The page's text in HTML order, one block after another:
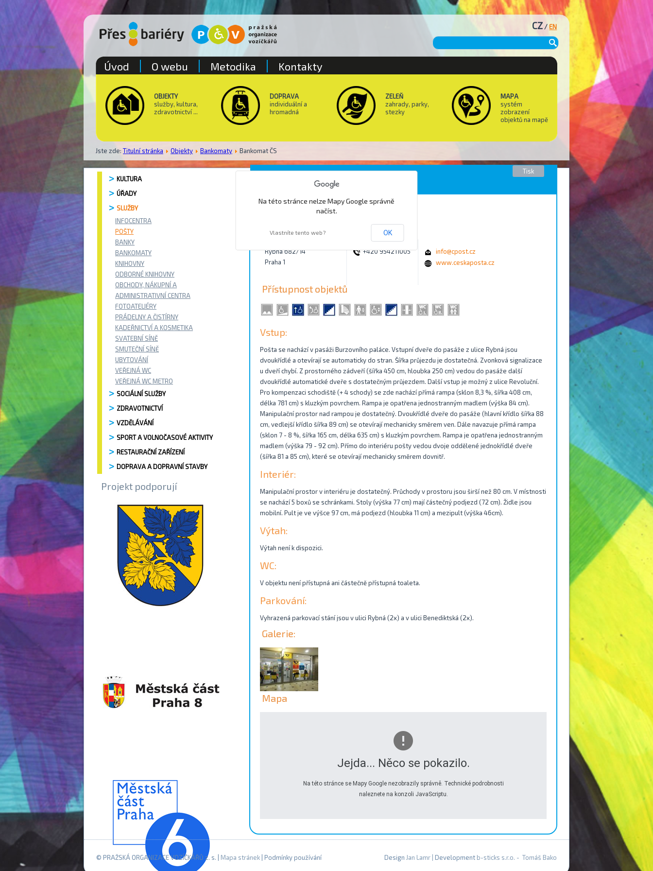
OBJEKTY
služby, kultura,
zdravotnictví ...
DOPRAVA
individuální a
hromadná
ZELEŇ
zahrady, parky,
stezky
MAPA
systém
zobrazení
objektů na mapě
CZ /EN
Jste zde: Titulní stránka Objekty Bankomaty Bankomat ČS
Úvod O webu Metodika Kontakty
KULTURA
ÚŘADY
SLUŽBY
INFOCENTRA
POŠTY
BANKY
BANKOMATY
KNIHOVNY
ODBORNÉ KNIHOVNY
OBCHODY, NÁKUPNÍ A
ADMINISTRATIVNÍ CENTRA
FOTOATELIÉRY
PRÁDELNY A ČISTÍRNY
KADEŘNICTVÍ A KOSMETIKA
SVATEBNÍ SÍNĚ
SMUTEČNÍ SÍNĚ
UBYTOVÁNÍ
VEŘEJNÁ WC
VEŘEJNÁ WC METRO
SOCIÁLNÍ SLUŽBY
ZDRAVOTNICTVÍ
VZDĚLÁVÁNÍ
SPORT A VOLNOČASOVÉ AKTIVITY
RESTAURAČNÍ ZAŘÍZENÍ
DOPRAVA A DOPRAVNÍ STAVBY
Projekt podporují
Tisk
Pošta Praha 05
Rybná 682/14
Praha 1
+420 954211005
info@cpost.cz
www.ceskaposta.cz
Přístupnost objektů
Vstup:
Pošta se nachází v pasáži Burzovního paláce. Vstupní dveře do pasáže z ulice Rybná jsou
dvoukřídlé a otevírají se automaticky do stran. Šířka průjezdu je dostatečná. Zvonková signalizace
u dveří chybí. Z prostorného zádveří (šířka 450 cm, hloubka 250 cm) vedou do pasáže další
dvoukřídlé automatické dveře s dostatečným průjezdem. Další vstup je možný z ulice Revoluční.
Pro kompenzaci schodiště (+ 4 schody) se zde nachází přímá rampa (sklon 8,3 %, šířka 408 cm,
délka 781 cm) s kluzkým povrchem. Rampa je opatřena jednostranným madlem (výška 84 cm).
Manipulační prostor nad rampou je dostatečný. Dvoukřídlé dveře do pasáže (hlavní křídlo šířka 88
cm, vedlejší křídlo šířka 89 cm) se otevírají mechanicky směrem ven. Dále navazuje přímá rampa
(sklon 7 - 8 %, šířka 165 cm, délka 635 cm) s kluzkým povrchem. Rampa je opatřena jednostranným
madlem (výška 79 - 92 cm). Přímo do interiéru pošty vedou dvoje oddělené jednokřídlé dveře
(šířka 81 a 85 cm), které se otevírají mechanicky směrem dovnitř.
Interiér:
Manipulační prostor v interiéru je dostatečný. Průchody v prostoru jsou širší než 80 cm. V místnosti
se nachází 5 boxů se schránkami. Stoly (výška 77 cm) mají částečný podjezd (72 cm). Židle jsou
mobilní. Pult je ve výšce 97 cm, má podjezd (hloubka 11 cm) a mezipult (výška 46cm).
Výtah:
Výtah není k dispozici.
WC:
V objektu není přístupná ani částečně přístupná toaleta.
Parkování:
Vyhrazená parkovací stání jsou v ulici Rybná (2x) a v ulici Benediktská (2x).
Galerie:
Mapa
Jejda... Něco se pokazilo.
Na této stránce se Mapy Google nezobrazily správně. Technické podrobnosti
naleznete na konzoli JavaScriptu.
Na této stránce nelze Mapy Google správně
načíst.
Vlastníte tento web? OK
© PRAŽSKÁ ORGANIZACE VOZÍČKÁŘŮ z. s. | Mapa stránek | Podmínky používání Design Jan Lamr Development b-sticks s.r.o. - Tomáš Bako